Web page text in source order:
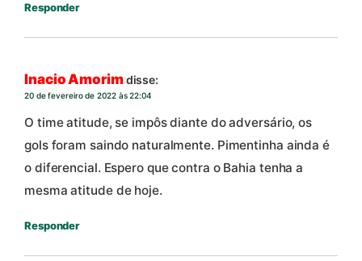
Responder
Inacio Amorimdisse:
20 de fevereiro de 2022 às 22:04
O time atitude, se impôs diante do adversário, os
gols foram saindo naturalmente. Pimentinha ainda é
o diferencial. Espero que contra o Bahia tenha a
mesma atitude de hoje.
Responder